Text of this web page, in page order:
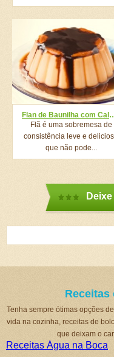
Flan de Baunilha
Flã é uma sobremesa de
consistência leve e
que não pode...
Receitas
Tenha sempre ótimas opções
vida na cozinha, receitas de
que deixam o
Receitas Água na Boca